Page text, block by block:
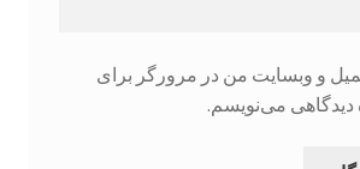
و وبسایت من در مرورگر برای
دیدگاهی می‌نویسم.